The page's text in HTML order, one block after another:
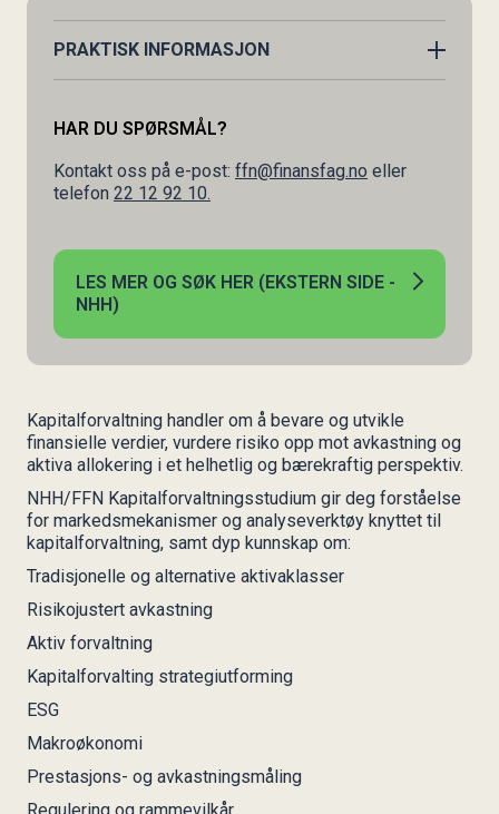
PRAKTISK INFORMASJON
04. februar 2027
STED
Oslo
NOK 116.000
studiestedene i Oslo. Konferansepakkene
fakturaen for studieavgiften.
Kostnader i forbindelse med litteratur, reise og
Studenten dekker også semesteravgift til
studentsamskipnaden kr 700 per semester (jf.
§ 15 i forskrift om studentsamskipnader).
30
HAR DU SPØRSMÅL?
Kontakt oss på e-post: ffn@finansfag.no eller
telefon 22 12 92 10.
LES MER OG SØK HER (EKSTERN SIDE -
NHH)
Kapitalforvaltning handler om å bevare og utvikle
finansielle verdier, vurdere risiko opp mot avkastning og
aktiva allokering i et helhetlig og bærekraftig perspektiv.
NHH/FFN Kapitalforvaltningsstudium gir deg forståelse
for markedsmekanismer og analyseverktøy knyttet til
kapitalforvaltning, samt dyp kunnskap om:
Tradisjonelle og alternative aktivaklasser
Risikojustert avkastning
Aktiv forvaltning
Kapitalforvalting strategiutforming
ESG
Makroøkonomi
Prestasjons- og avkastningsmåling